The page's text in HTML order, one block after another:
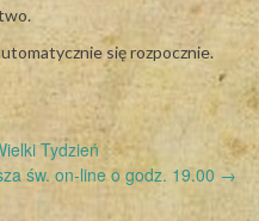
się rozpocznie.
Tydzień
św. on-line o godz. 19.00 →